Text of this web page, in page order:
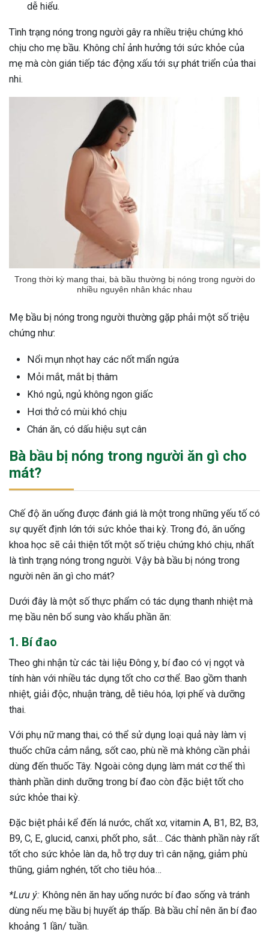
dễ hiểu.
Tình trạng nóng trong người gây ra nhiều triệu chứng khó
chịu cho mẹ bầu. Không chỉ ảnh hưởng tới sức khỏe của
mẹ mà còn gián tiếp tác động xấu tới sự phát triển của thai
nhi.
Trong thời kỳ mang thai, bà bầu thường bị nóng trong người do
nhiều nguyên nhân khác nhau
Mẹ bầu bị nóng trong người thường gặp phải một số triệu
chứng như:
Nổi mụn nhọt hay các nốt mẩn ngứa
Mỏi mắt, mắt bị thâm
Khó ngủ, ngủ không ngon giấc
Hơi thở có mùi khó chịu
Chán ăn, có dấu hiệu sụt cân
Bà bầu bị nóng trong người ăn gì cho
mát?
Chế độ ăn uống được đánh giá là một trong những yếu tố có
sự quyết định lớn tới sức khỏe thai kỳ. Trong đó, ăn uống
khoa học sẽ cải thiện tốt một số triệu chứng khó chịu, nhất
là tình trạng nóng trong người. Vậy bà bầu bị nóng trong
người nên ăn gì cho mát?
Dưới đây là một số thực phẩm có tác dụng thanh nhiệt mà
mẹ bầu nên bổ sung vào khẩu phần ăn:
1. Bí đao
Theo ghi nhận từ các tài liệu Đông y, bí đao có vị ngọt và
tính hàn với nhiều tác dụng tốt cho cơ thể. Bao gồm thanh
nhiệt, giải độc, nhuận tràng, dễ tiêu hóa, lợi phế và dưỡng
thai.
Với phụ nữ mang thai, có thể sử dụng loại quả này làm vị
thuốc chữa cảm nắng, sốt cao, phù nề mà không cần phải
dùng đến thuốc Tây. Ngoài công dụng làm mát cơ thể thì
thành phần dinh dưỡng trong bí đao còn đặc biệt tốt cho
sức khỏe thai kỳ.
Đặc biệt phải kể đến lá nước, chất xơ, vitamin A, B1, B2, B3,
B9, C, E, glucid, canxi, phốt pho, sắt… Các thành phần này rất
tốt cho sức khỏe làn da, hỗ trợ duy trì cân nặng, giảm phù
thũng, giảm nghén, tốt cho tiêu hóa…
*Lưu ý: Không nên ăn hay uống nước bí đao sống và tránh
dùng nếu mẹ bầu bị huyết áp thấp. Bà bầu chỉ nên ăn bí đao
khoảng 1 lần/ tuần.